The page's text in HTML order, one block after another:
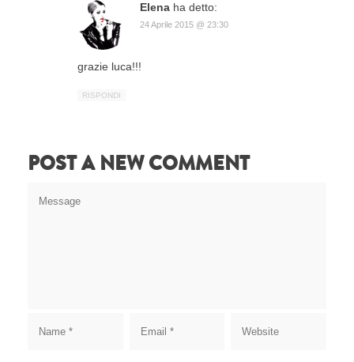
Elena ha detto:
24 Aprile 2015 @ 23:30
grazie luca!!!
RISPONDI
POST A NEW COMMENT